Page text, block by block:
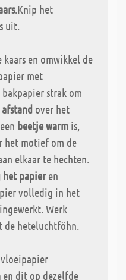
.Knip het
uit.
en omwikkel de
met
strak om
over het
beetje warm is,
het motief om de
elkaar te hechten.
papieren
volledig in het
Werk
de heteluchtföhn.
en dit op dezelfde